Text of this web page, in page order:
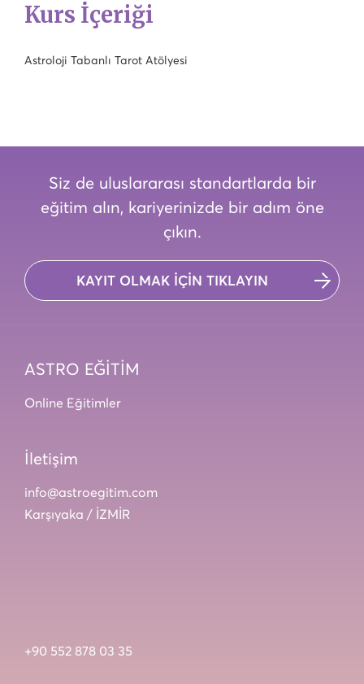
Kurs İçeriği
Astroloji Tabanlı Tarot Atölyesi
Siz de uluslararası standartlarda bir
eğitim alın, kariyerinizde bir adım öne
çıkın.
KAYIT OLMAK İÇİN TIKLAYIN
ASTRO EĞİTİM
Online Eğitimler
İletişim
info@astroegitim.com
Karşıyaka / İZMİR
+90 552 878 03 35